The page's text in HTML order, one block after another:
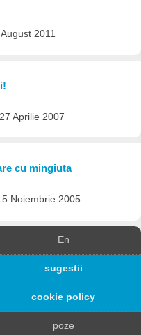
2011
Aprilie 2007
cu mingiuta
Noiembrie 2005
En
sugestii
cookie policy
poze